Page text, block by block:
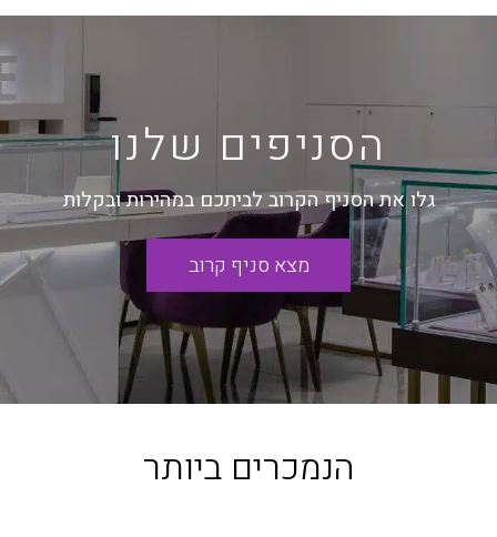
הסניפים שלנו
גלו את הסניף הקרוב לביתכם במהירות ובקלות
מצא סניף קרוב
הנמכרים ביותר